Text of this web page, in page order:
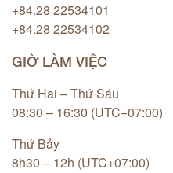
+84.28 22534101
+84.28 22534102
GIỜ LÀM VIỆC
Thứ Hai – Thứ Sáu
08:30 – 16:30 (UTC+07:00)
Thứ Bảy
8h30 – 12h (UTC+07:00)